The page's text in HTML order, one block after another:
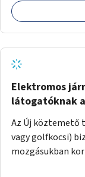
Elektromos
látogatóknak
Az Új köztemető
vagy golfkocsi)
mozgásukban